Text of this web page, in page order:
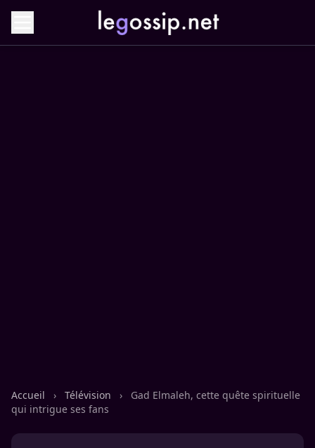
Accueil › Télévision ›
Gad Elmaleh, cette quête spirituelle
qui intrigue ses fans